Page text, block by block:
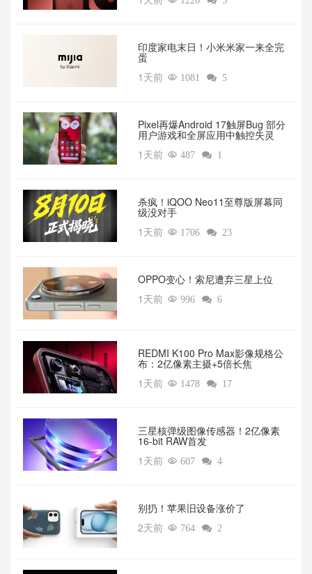
印度家电末日！小米米家一来全完
蛋
1天前  1081  5
Pixel再爆Android 17触屏Bug 部分
用户游戏和全屏应用中触控失灵
1天前  487  1
杀疯！iQOO Neo11至尊版屏幕同
级没对手
1天前  1706  23
OPPO变心！索尼遭弃三星上位‌
1天前  996  6
REDMI K100 Pro Max影像规格公
布：2亿像素主摄+5倍长焦
1天前  1478  17
三星核弹级图像传感器！2亿像素
16-bit RAW首发
1天前  607  4
别扔！苹果旧设备涨价了‌
2天前  764  2